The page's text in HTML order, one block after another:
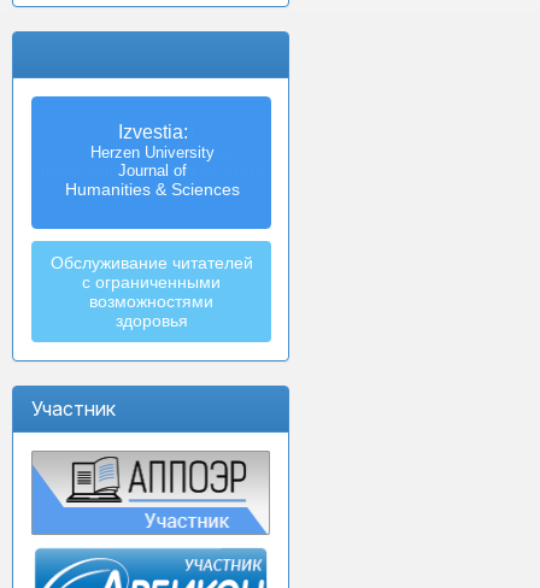
Izvestia:
Herzen University
Journal of
Humanities & Sciences
Обслуживание читателей
с ограниченными
возможностями
здоровья
Участник